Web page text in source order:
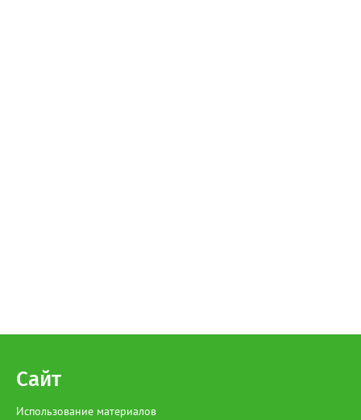
Сайт
Использование материалов